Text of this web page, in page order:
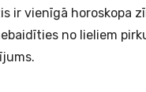
ir vienīgā horoskopa
no lieliem